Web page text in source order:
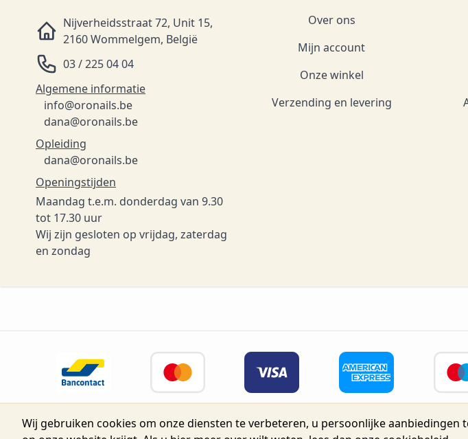
Wij gebruiken cookies om onze diensten te verbeteren, u persoonlijke
Nijverheidsstraat 72, Unit 15,
2160 Wommelgem, België
03 / 225 04 04
Algemene informatie
info@oronails.be
dana@oronails.be
Opleiding
dana@oronails.be
Openingstijden
Maandag t.e.m. donderdag van 9.30
tot 17.30 uur
Wij zijn gesloten op vrijdag, zaterdag
en zondag
Over ons
Mijn account
Onze winkel
Verzending en levering